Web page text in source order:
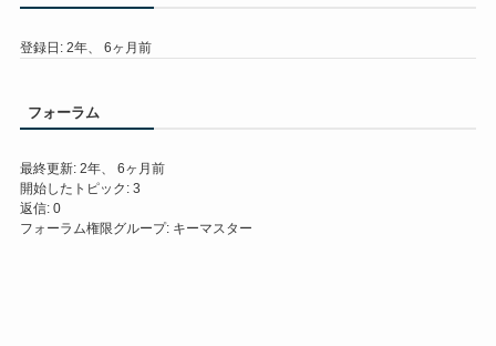
登録日: 2年、 6ヶ月前
フォーラム
最終更新: 2年、 6ヶ月前
開始したトピック: 3
返信: 0
フォーラム権限グループ: キーマスター